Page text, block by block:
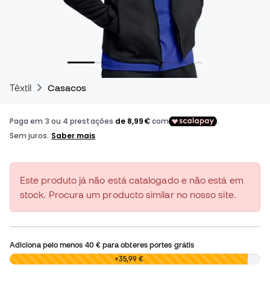
Têxtil Casacos
Este produto já não está catalogado e não está em
stock. Procura um producto similar no nosso site.
Adiciona pelo menos 40 €para obteres portes grátis
0,00 € +35,99 €